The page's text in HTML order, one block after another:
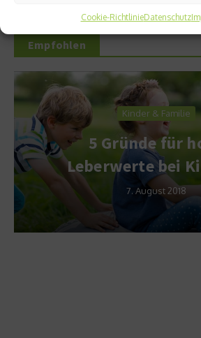
Cookie-RichtlinieDatenschutz
Empfohlen
Kinder & Familie
5 Gründe für
Leberwerte bei
7. August 2018